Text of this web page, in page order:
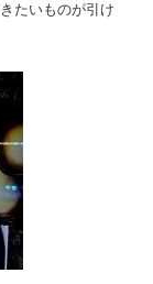
たいものが引け